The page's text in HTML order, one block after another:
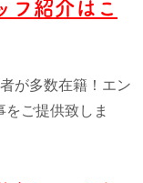
フ紹介はこ
が多数在籍！エン
ご提供致しま